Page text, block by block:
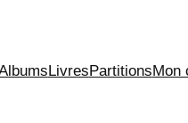
LivresPartitionsMon